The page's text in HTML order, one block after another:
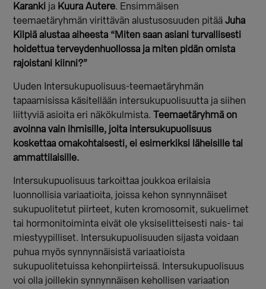
Karanki ja Kuura Autere. Ensimmäisen
teemaetäryhmän virittävän alustusosuuden pitääJuha
Kilpiä alustaa aiheesta “Miten saan asiani turvallisesti
hoidettua terveydenhuollossa ja miten pidän omista
rajoistani kiinni?”
Uuden Intersukupuolisuus-teemaetäryhmän
tapaamisissa käsitellään intersukupuolisuutta ja siihen
liittyviä asioita eri näkökulmista.
Teemaetäryhmä on
avoinna vain ihmisille, joita intersukupuolisuus
koskettaa omakohtaisesti, ei esimerkiksi läheisille tai
ammattilaisille.
Intersukupuolisuus tarkoittaa joukkoa erilaisia
luonnollisia variaatioita, joissa kehon synnynnäiset
sukupuolitetut piirteet, kuten kromosomit, sukuelimet
tai hormonitoiminta eivät ole yksiselitteisesti nais- tai
miestyypilliset. Intersukupuolisuuden sijasta voidaan
puhua myös synnynnäisistä variaatioista
sukupuolitetuissa kehonpiirteissä. Intersukupuolisuus
voi olla joillekin synnynnäisen kehollisen variaation